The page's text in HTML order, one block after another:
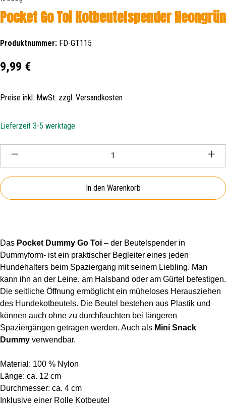
Pocket Go Toi Kotbeutelspender Neongrün
Produktnummer: FD-GT115
Regulärer Preis:
9,99 €
Preise inkl. MwSt. zzgl. Versandkosten
Lieferzeit 3-5 werktage
Produkt Anzahl: Gib den gewünschten Wert ein oder
In den Warenkorb
Das Pocket Dummy Go Toi – der Beutelspender in
Dummyform- ist ein praktischer Begleiter eines jeden
Hundehalters beim Spaziergang mit seinem Liebling. Man
kann ihn an der Leine, am Halsband oder am Gürtel befestigen.
Die seitliche Öffnung ermöglicht ein müheloses Herausziehen
des Hundekotbeutels. Die Beutel bestehen aus Plastik und
können auch ohne zu durchfeuchten bei längeren
Spaziergängen getragen werden. Auch als Mini Snack
Dummy verwendbar.
Material: 100 % Nylon
Länge: ca. 12 cm
Durchmesser: ca. 4 cm
Inklusive einer Rolle Kotbeutel